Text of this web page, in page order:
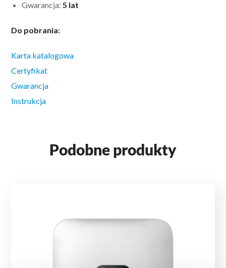
Gwarancja: 5 lat
Do pobrania:
Karta katalogowa
Certyfikat
Gwarancja
Instrukcja
Podobne produkty